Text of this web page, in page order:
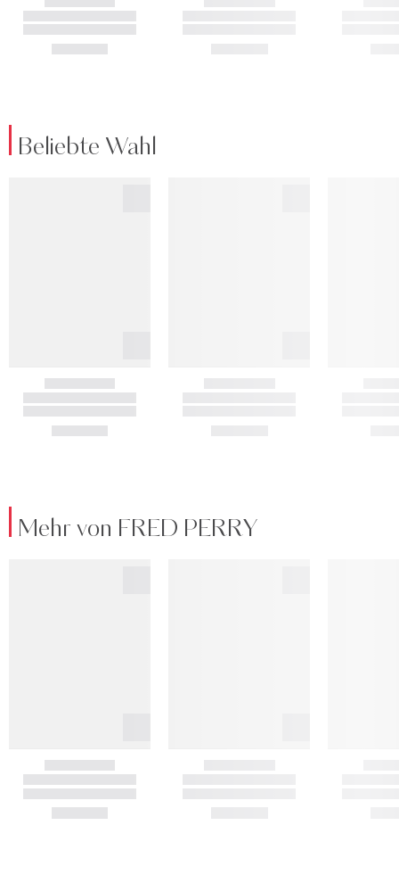
Beliebte Wahl
Mehr von FRED PERRY